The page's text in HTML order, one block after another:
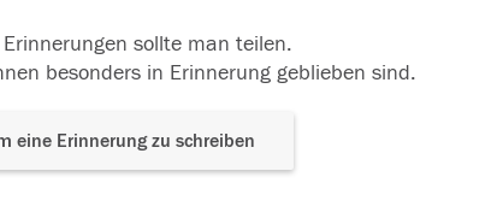
sollte man teilen.
besonders in Erinnerung geblieben sind.
eine Erinnerung zu schreiben